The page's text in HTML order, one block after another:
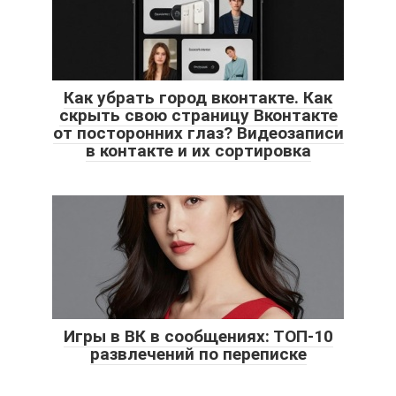
Как убрать город вконтакте. Как
скрыть свою страницу Вконтакте
от посторонних глаз? Видеозаписи
в контакте и их сортировка
Игры в ВК в сообщениях: ТОП-10
развлечений по переписке